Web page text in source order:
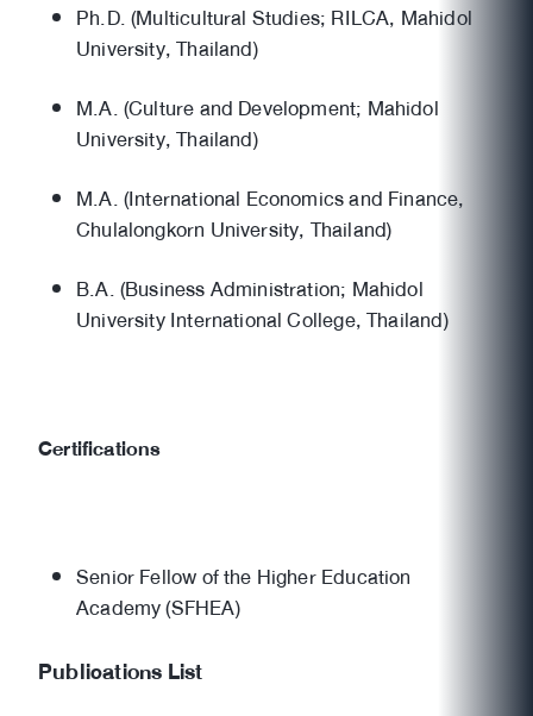
Ph.D. (Multicultural Studies; RILCA, Mahidol
University, Thailand)
M.A. (Culture and Development; Mahidol
University, Thailand)
M.A. (International Economics and Finance,
Chulalongkorn University, Thailand)
B.A. (Business Administration; Mahidol
University International College, Thailand)
Certifications
Senior Fellow of the Higher Education
Academy (SFHEA)
Publications List